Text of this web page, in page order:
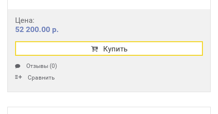
Цена:
52 200.00 р.
Купить
Отзывы (0)
Сравнить